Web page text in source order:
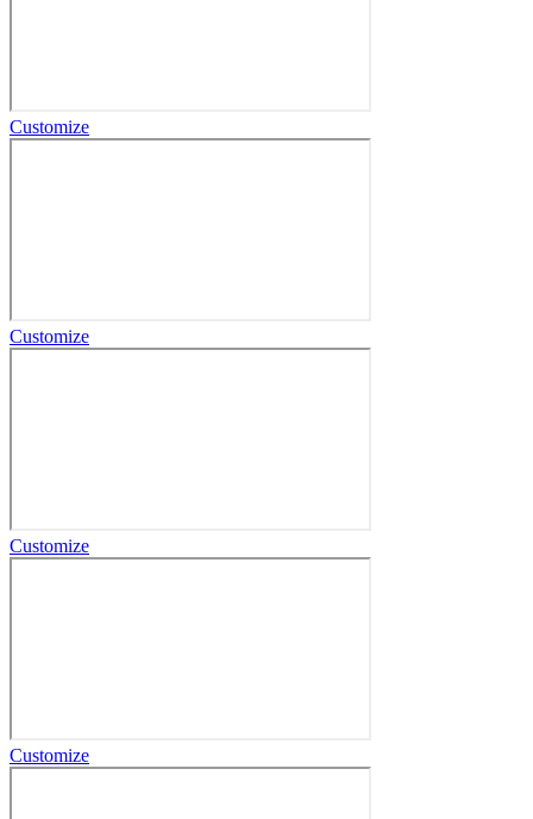
Customize
Customize
Customize
Customize